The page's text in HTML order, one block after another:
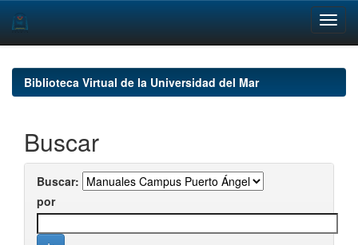
navigationBiblioteca Virtual de la Universidad del Mar
Buscar
Buscar:
por